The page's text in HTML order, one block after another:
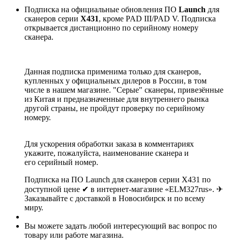
Подписка на официальные обновления ПО Launch для
сканеров серии X431, кроме PAD III/PAD V. Подписка
открывается дистанционно по серийному номеру
сканера.
Данная подписка применима только для сканеров,
купленных у официальных дилеров в России, в том
числе в нашем магазине. "Серые" сканеры, привезённые
из Китая и предназначенные для внутреннего рынка
другой страны, не пройдут проверку по серийному
номеру.
Для ускорения обработки заказа в комментариях
укажите, пожалуйста, наименование сканера и
его серийный номер.
Подписка на ПО Launch для сканеров серии X431 по
доступной цене ✔ в интернет-магазине «ELM327rus». ✈
Заказывайте с доставкой в Новосибирск и по всему
миру.
Вы можете задать любой интересующий вас вопрос по
товару или работе магазина.